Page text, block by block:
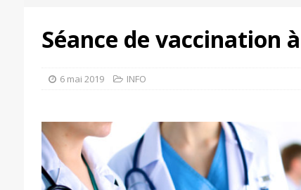
Séance de vaccination
6 mai 2019 INFO